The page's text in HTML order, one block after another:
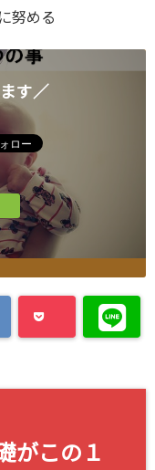
努める
す／
がこの１